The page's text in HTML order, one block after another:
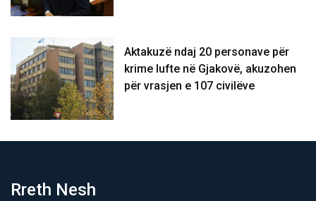
Aktakuzë ndaj 20 personave për
krime lufte në Gjakovë, akuzohen
për vrasjen e 107 civilëve
Rreth Nesh